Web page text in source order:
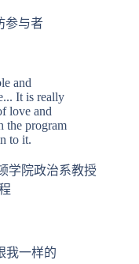
参与者
and
It is really
love and
the program
to it.
学院政治系教授
我一样的